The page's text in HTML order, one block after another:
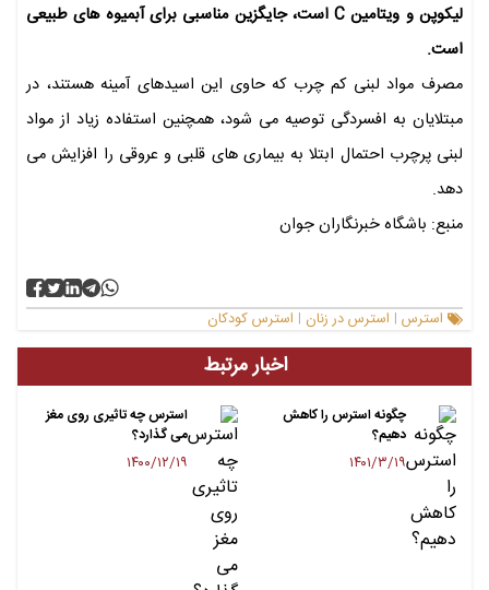
لیکوپن و ویتامین C است، جایگزین مناسبی برای آبمیوه های طبیعی
است.
مصرف مواد لبنی کم چرب که حاوی این اسیدهای آمینه هستند، در
مبتلایان به افسردگی توصیه می شود، همچنین استفاده زیاد از مواد
لبنی پرچرب احتمال ابتلا به بیماری های قلبی و عروقی را افزایش می
دهد.
منبع: باشگاه خبرنگاران جوان
استرس | استرس در زنان | استرس کودکان
اخبار مرتبط
چگونه استرس را کاهش
دهیم؟
۱۴۰۱/۳/۱۹
استرس چه تاثیری روی مغز
می گذارد؟
۱۴۰۰/۱۲/۱۹